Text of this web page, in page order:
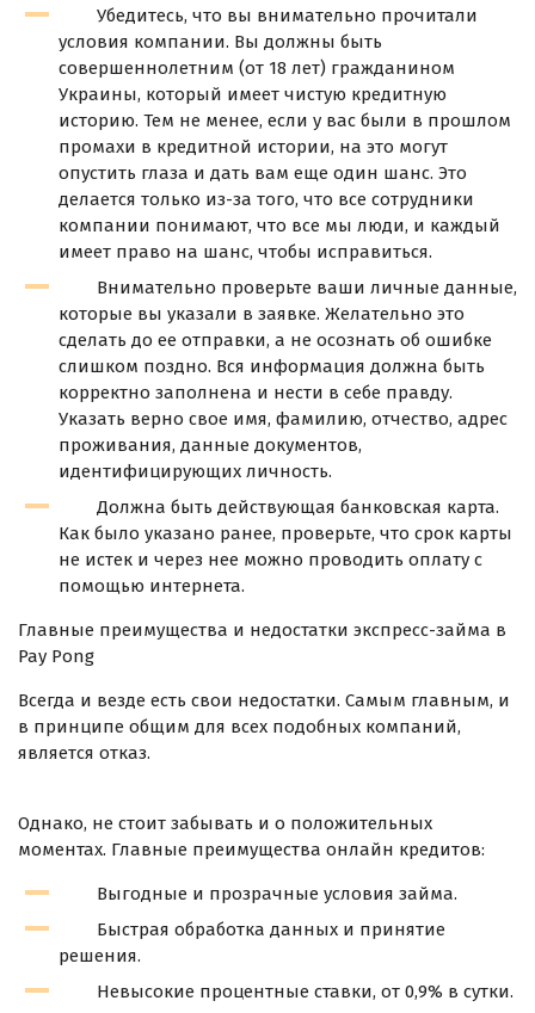
Убедитесь, что вы внимательно прочитали
условия компании. Вы должны быть
совершеннолетним (от 18 лет) гражданином
Украины, который имеет чистую кредитную
историю. Тем не менее, если у вас были в прошлом
промахи в кредитной истории, на это могут
опустить глаза и дать вам еще один шанс. Это
делается только из-за того, что все сотрудники
компании понимают, что все мы люди, и каждый
имеет право на шанс, чтобы исправиться.
Внимательно проверьте ваши личные данные,
которые вы указали в заявке. Желательно это
сделать до ее отправки, а не осознать об ошибке
слишком поздно. Вся информация должна быть
корректно заполнена и нести в себе правду.
Указать верно свое имя, фамилию, отчество, адрес
проживания, данные документов,
идентифицирующих личность.
Должна быть действующая банковская карта.
Как было указано ранее, проверьте, что срок карты
не истек и через нее можно проводить оплату с
помощью интернета.
Главные преимущества и недостатки экспресс-займа в
Pay Pong
Всегда и везде есть свои недостатки. Самым главным, и
в принципе общим для всех подобных компаний,
является отказ.
Однако, не стоит забывать и о положительных
моментах. Главные преимущества онлайн кредитов:
Выгодные и прозрачные условия займа.
Быстрая обработка данных и принятие
решения.
Невысокие процентные ставки, от 0,9% в сутки.